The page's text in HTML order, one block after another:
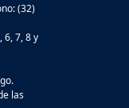
(32)
6, 7, 8 y
las